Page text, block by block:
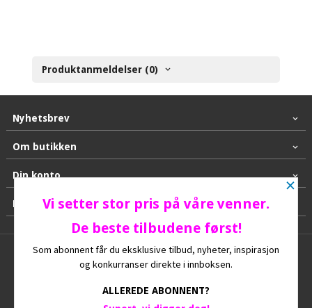
Produktanmeldelser (0)
Nyhetsbrev
Om butikken
Din konto
Kontakt oss
Kjøpsbetingelser Sikkerhet og personvern
Nyhetsbrev Ofte stilte spørsmål
×
Vi setter stor pris på våre venner.
De beste tilbudene først!
Som abonnent får du eksklusive tilbud, nyheter, inspirasjon
og konkurranser direkte i innboksen.
ALLEREDE ABONNENT?